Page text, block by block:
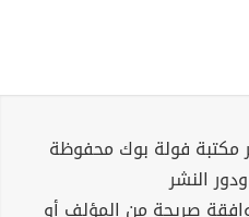
مكتبة فولة بوك محفوظة
النشر
صريحة من المؤلف أو